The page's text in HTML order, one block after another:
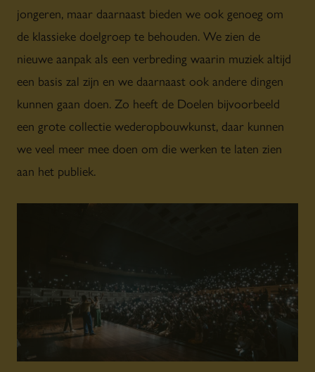
jongeren, maar daarnaast bieden we ook genoeg om
de klassieke doelgroep te behouden. We zien de
nieuwe aanpak als een verbreding waarin muziek altijd
een basis zal zijn en we daarnaast ook andere dingen
kunnen gaan doen. Zo heeft de Doelen bijvoorbeeld
een grote collectie wederopbouwkunst, daar kunnen
we veel meer mee doen om die werken te laten zien
aan het publiek.